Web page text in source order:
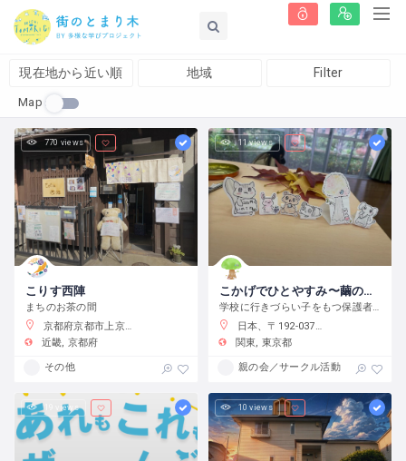
現在地から近い順 地域 Filter
Map
770 views
こりす西陣
まちのお茶の間
京都府京都市上京区藤木町７９５−５
近畿 京都府
その他
11 views
こかげでひとやすみ〜繭の会〜
学校に行きづらい子をもつ保護者の会です
日本、〒192-0375 東京都八王子市鑓水２丁目２０１３−２
関東
東京都
親の会／サークル活動
19 views 10 views